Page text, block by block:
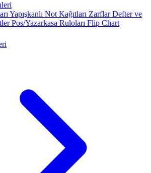
Yapışkanlı Not Kağıtları ZarflarDefter ve
Pos/Yazarkasa Ruloları Flip Chart